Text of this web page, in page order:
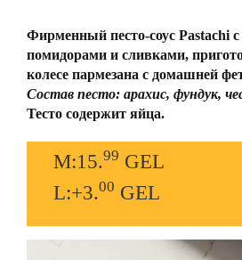
Фирменный песто-соус Pastachi
помидорами и сливками,
колесе пармезана с домашней
Состав песто: арахис, фундук,
Тесто содержит яйца.
M:15.99 GEL
L:+3.00 GEL